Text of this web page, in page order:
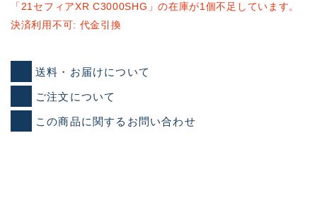
「21セフィアXR C3000SHG」の在庫が1個不足しています。
決済利用不可: 代金引換
送料・お届けについて
ご注文について
この商品に関するお問い合わせ